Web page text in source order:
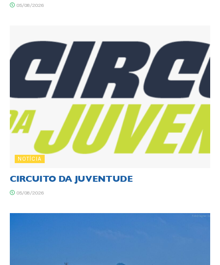
05/08/2026
NOTÍCIA
CIRCUITO DA JUVENTUDE
05/08/2026